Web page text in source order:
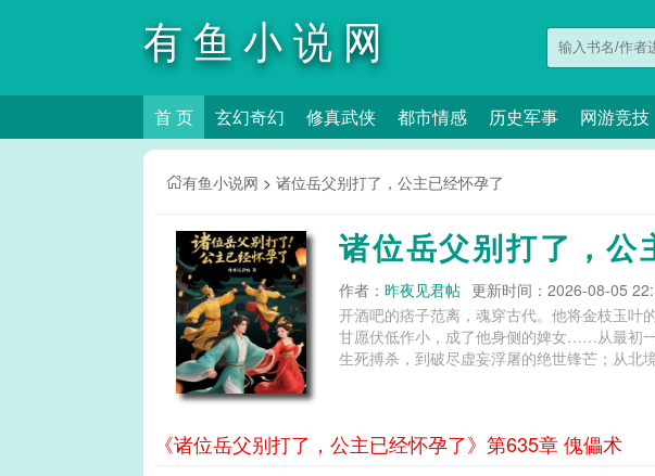
有鱼小说网
首 页 玄幻奇幻 修真武侠 都市情感 历史军事 网游竞技
有鱼小说网 > 诸位岳父别打了，公主已经怀孕了
诸位岳父别打了，公
作者： 昨夜见君帖 更新时间：2026-08-05
开酒吧的痞子范离，魂穿古代。他将金枝玉叶
甘愿伏低作小，成了他身侧的婢女……从最初
生死搏杀，到破尽虚妄浮屠的绝世锋芒；从北
《诸位岳父别打了，公主已经怀孕了》第635章 傀儡术